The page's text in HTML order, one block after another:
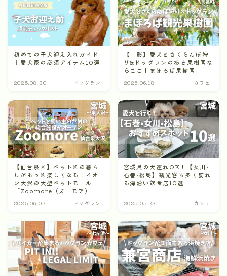
初めての子犬迎え入れガイド
｜愛犬家の必須アイテム10選
2025.08.30 ドッグラン
【山形】愛犬とさくらんぼ狩
り&ドッグランのある果樹園な
らここ！まほろば果樹園
2025.06.18 カフェ
【仙台泉区】ペットとの暮ら
しがもっと楽しくなる！イオ
ン大沢の大型ペットモール
「Zoomore（ズーモア）」
2025.06.02 ドッグラン
宮城県の犬連れOK！【女川•
石巻•松島】観光客も多く訪れ
る海沿い飲食店10選
2025.05.23 カフェ